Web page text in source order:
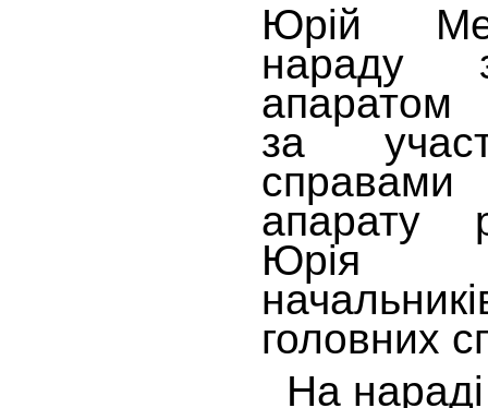
Юрій
нараду
апаратом
за
апарату
Юрія
головних
На нараді